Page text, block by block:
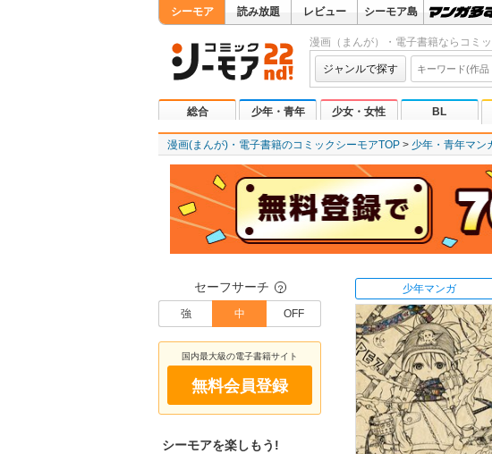
シーモア 読み放題 レビュー シーモア島
漫画（まんが）・電子書籍ならコミッ
ジャンルで探す
総合 少年・青年 少女・女性 BL
漫画(まんが)・電子書籍のコミックシーモアTOP 少年・青年マン
セーフサーチ ？
強 中 OFF
国内最大級の電子書籍サイト
無料会員登録
シーモアを楽しもう!
少年マンガ